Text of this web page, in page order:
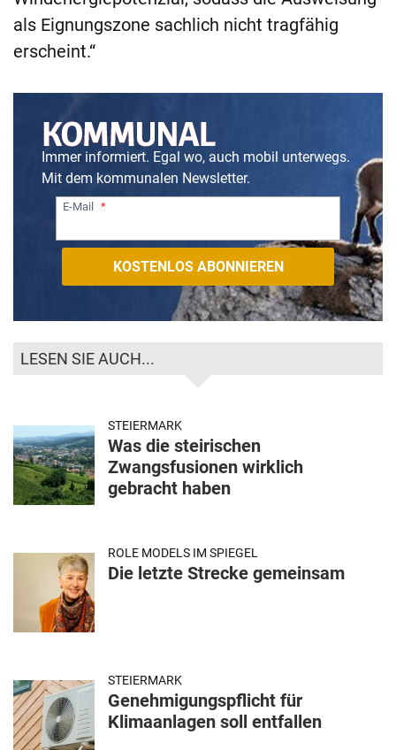
als Eignungszone sachlich nicht tragfähig
erscheint.“
Immer informiert. Egal wo, auch mobil unterwegs.
Mit dem kommunalen Newsletter.
E-Mail
LESEN SIE AUCH...
STEIERMARK
Was die steirischen
Zwangsfusionen wirklich
gebracht haben
ROLE MODELS IM SPIEGEL
Die letzte Strecke gemeinsam
STEIERMARK
Genehmigungspflicht für
Klimaanlagen soll entfallen